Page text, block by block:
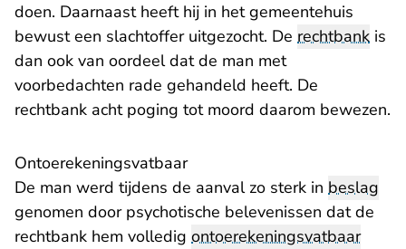
doen. Daarnaast heeft hij in het gemeentehuis
bewust een slachtoffer uitgezocht. De rechtbank is
dan ook van oordeel dat de man met
voorbedachten rade gehandeld heeft. De
rechtbank acht poging tot moord daarom bewezen.
Ontoerekeningsvatbaar
De man werd tijdens de aanval zo sterk in beslag
genomen door psychotische belevenissen dat de
rechtbank hem volledig ontoerekeningsvatbaar